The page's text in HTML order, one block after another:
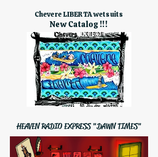
Chevere LIBERTA wetsuits
New Catalog !!!
HEAVEN RADIO EXPRESS "DAWN TIMES"